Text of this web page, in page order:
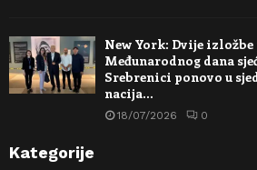
New York: Dvije
Međunarodnog dana
Srebrenici ponovo u
nacija…
18/07/2026 0
Kategorije